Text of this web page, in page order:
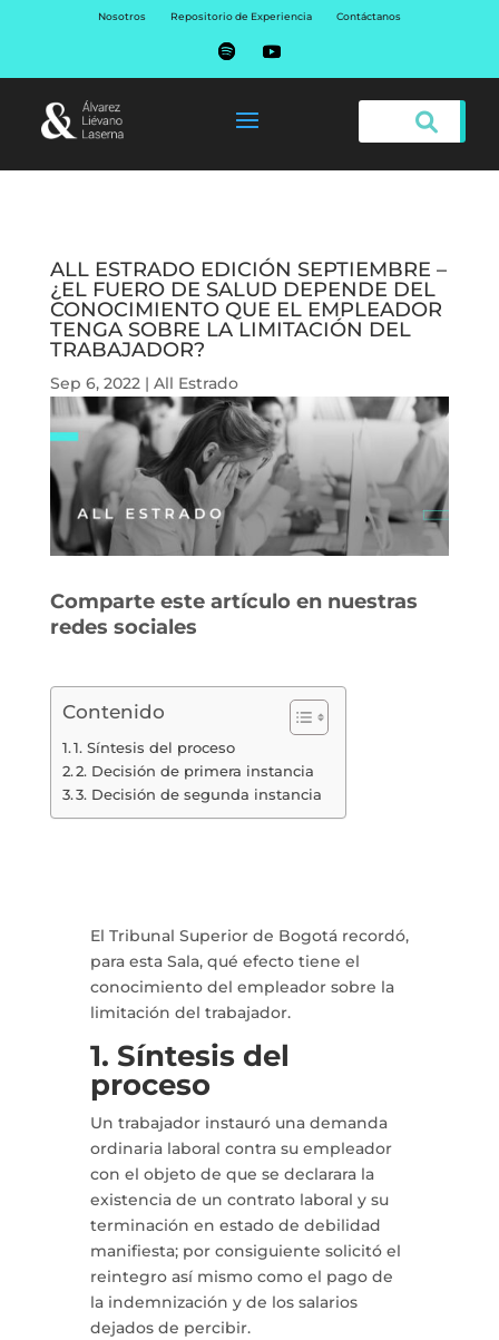
Nosotros Repositorio de Experiencia Contáctanos
ALL ESTRADO EDICIÓN SEPTIEMBRE –
¿EL FUERO DE SALUD DEPENDE DEL
CONOCIMIENTO QUE EL EMPLEADOR
TENGA SOBRE LA LIMITACIÓN DEL
TRABAJADOR?
Sep 6, 2022| All Estrado
Comparte este artículo en nuestras
redes sociales
Contenido
1. Síntesis del proceso
2. Decisión de primera instancia
3. Decisión de segunda instancia
El Tribunal Superior de Bogotá recordó,
para esta Sala, qué efecto tiene el
conocimiento del empleador sobre la
limitación del trabajador.
1. Síntesis del
proceso
Un trabajador instauró una demanda
ordinaria laboral contra su empleador
con el objeto de que se declarara la
existencia de un contrato laboral y su
terminación en estado de debilidad
manifiesta; por consiguiente solicitó el
reintegro así mismo como el pago de
la indemnización y de los salarios
dejados de percibir.